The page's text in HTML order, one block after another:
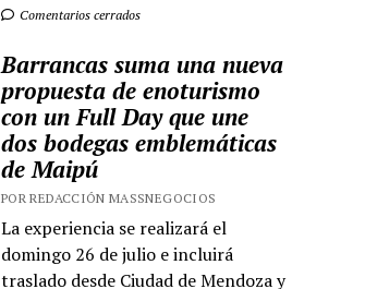
Comentarios cerrados
Barrancas suma una nueva
propuesta de enoturismo
con un Full Day que une
dos bodegas emblemáticas
de Maipú
POR REDACCIÓN MASSNEGOCIOS
La experiencia se realizará el
domingo 26 de julio e incluirá
traslado desde Ciudad de Mendoza y